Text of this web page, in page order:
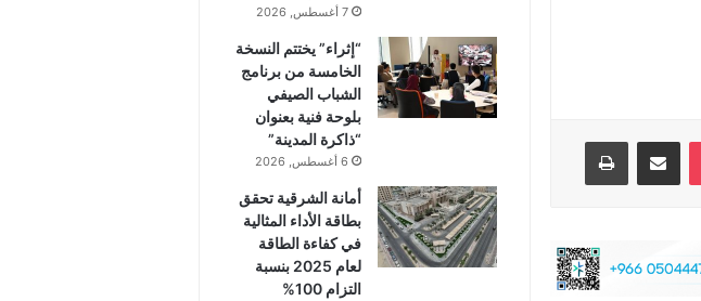
7 أغسطس, 2026
“إثراء” يختتم النسخة
الخامسة من برنامج
الشباب الصيفي
بلوحة فنية بعنوان
“ذاكرة المدينة”
6 أغسطس, 2026
أمانة الشرقية تحقق
بطاقة الأداء المثالية
في كفاءة الطاقة
لعام 2025 بنسبة
التزام 100%